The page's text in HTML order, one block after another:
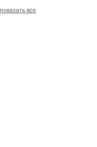
показать все